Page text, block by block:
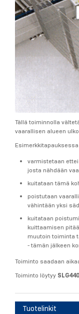
Tällä toiminnolla
vaarallisen alueen
varmistetaan
josta nähdään
kuitataan tämä
poistutaan
vähintään yksi
kuitataan
kuittaamisen
muutoin toiminta
- tämän jälkeen
Toiminto saadaan
Toiminto löytyy
Tuotelinkit